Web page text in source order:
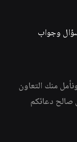
وجواب
منك التعاون
صالح دعائكم